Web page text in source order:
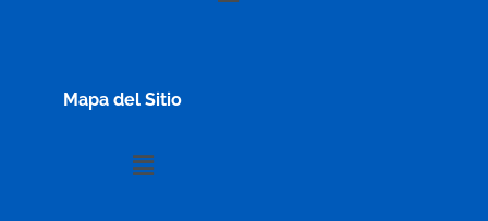
Mapa del Sitio
Menú